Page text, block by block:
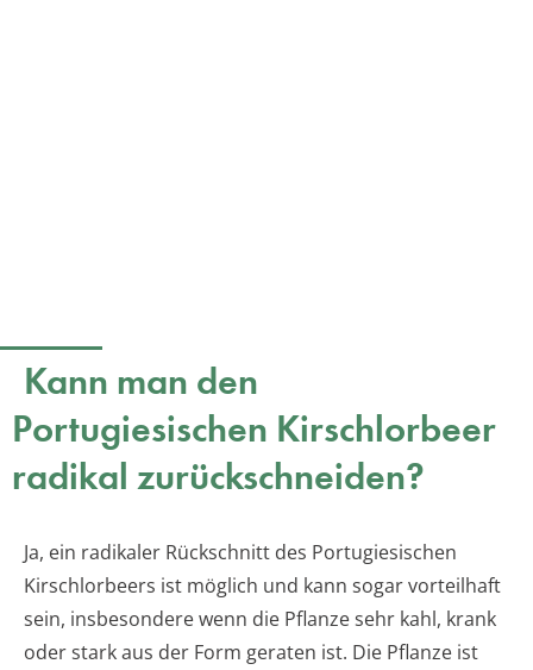
Kann man den
Portugiesischen Kirschlorbeer
radikal zurückschneiden?
Ja, ein radikaler Rückschnitt des Portugiesischen
Kirschlorbeers ist möglich und kann sogar vorteilhaft
sein, insbesondere wenn die Pflanze sehr kahl, krank
oder stark aus der Form geraten ist. Die Pflanze ist